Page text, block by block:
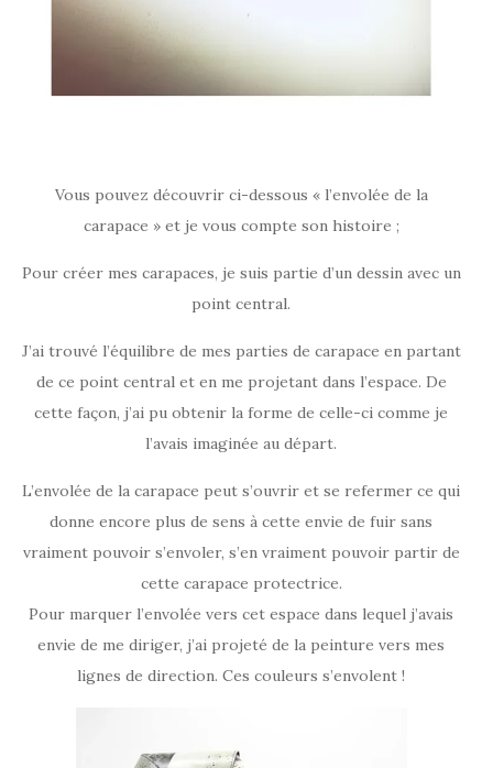
Vous pouvez découvrir ci-dessous « l’envolée de la
carapace » et je vous compte son histoire ;
Pour créer mes carapaces, je suis partie d’un dessin avec un
point central.
J’ai trouvé l’équilibre de mes parties de carapace en partant
de ce point central et en me projetant dans l’espace. De
cette façon, j’ai pu obtenir la forme de celle-ci comme je
l’avais imaginée au départ.
L’envolée de la carapace peut s’ouvrir et se refermer ce qui
donne encore plus de sens à cette envie de fuir sans
vraiment pouvoir s’envoler, s’en vraiment pouvoir partir de
cette carapace protectrice.
Pour marquer l’envolée vers cet espace dans lequel j’avais
envie de me diriger, j’ai projeté de la peinture vers mes
lignes de direction. Ces couleurs s’envolent !